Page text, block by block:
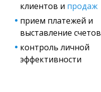
клиентов и продаж
прием платежей и
выставление счетов
контроль личной
эффективности